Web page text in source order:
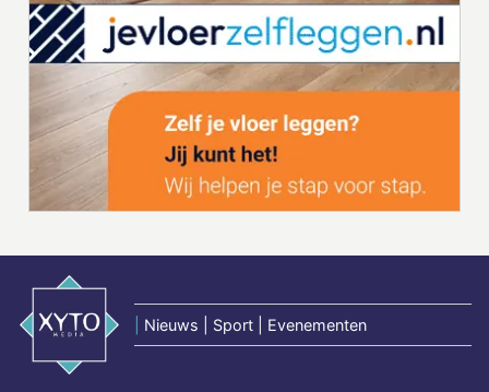
Nieuws | Sport | Evenementen